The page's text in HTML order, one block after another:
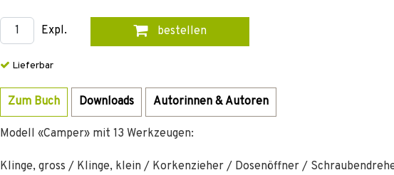
Expl. bestellen
Lieferbar
Zum Buch Downloads Autorinnen & Autoren
Modell «Camper» mit 13 Werkzeugen:
Klinge, gross / Klinge, klein / Korkenzieher / Dosenöffner /